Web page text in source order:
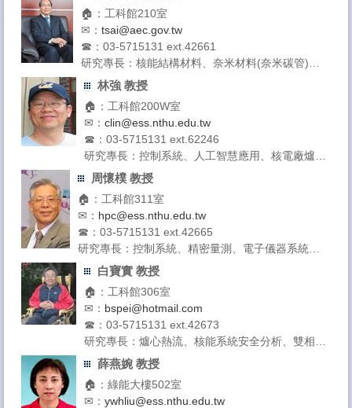
🏠：工科館210室
✉：tsai@aec.gov.tw
☎：03-5715131 ext.42661
研究專長：核能結構材料、奈米材料(奈米碳管)、
應力腐蝕、燃料電池
理冶金、材料熱力學
林強 教授
🏠：工科館200W室
✉：clin@ess.nthu.edu.tw
☎：03-5715131 ext.62246
研究專長：控制系統、人工智慧應用、核電廠爐心
燃料營運
實驗與實驗
周懷樸 教授
🏠：工科館311室
✉： hpc@ess.nthu.edu.tw
☎：03-5715131 ext.42665
研究專長：控制系統、精密量測、電子儀器系統設
授課領域：電子學、反應器動力學、電路學
白寶實 教授
🏠：工科館306室
✉： bspei@hotmail.com
☎：03-5715131 ext.42673
研究專長：爐心熱流、核能系統安全分析、雙相
流、電腦模擬計算
授課領域：核能安全、高等熱流學、新型核反應器
設計
薛燕婉 教授
🏠：綠能大樓502室
✉：ywhliu@ess.nthu.edu.tw